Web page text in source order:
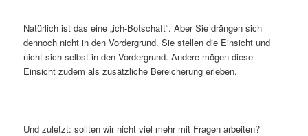
Natürlich ist das eine „ich-Botschaft“. Aber Sie drängen sich
dennoch nicht in den Vordergrund. Sie stellen die Einsicht und
nicht sich selbst in den Vordergrund. Andere mögen diese
Einsicht zudem als zusätzliche Bereicherung erleben.
Und zuletzt: sollten wir nicht viel mehr mit Fragen arbeiten?